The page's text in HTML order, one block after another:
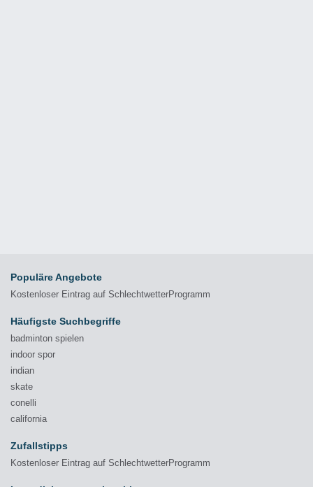
Populäre Angebote
Kostenloser Eintrag auf SchlechtwetterProgramm
Häufigste Suchbegriffe
badminton spielen
indoor spor
indian
skate
conelli
california
Zufallstipps
Kostenloser Eintrag auf SchlechtwetterProgramm